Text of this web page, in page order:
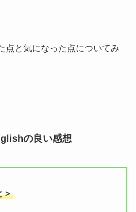
点と気になった点についてみ
の良い感想
＞